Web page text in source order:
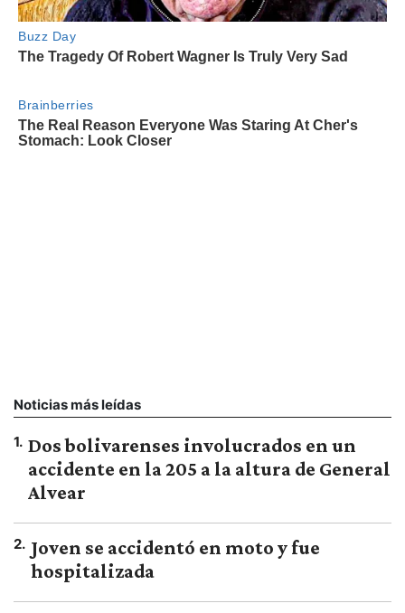
Noticias más leídas
1. Dos bolivarenses involucrados en un
accidente en la 205 a la altura de General
Alvear
2. Joven se accidentó en moto y fue
hospitalizada